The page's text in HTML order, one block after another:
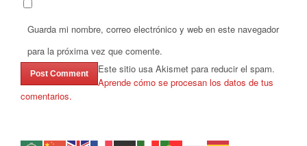
Guarda mi nombre, correo electrónico y web en este navegador
para la próxima vez que comente.
Este sitio usa Akismet para reducir el spam.
Aprende cómo se procesan los datos de tus
comentarios.